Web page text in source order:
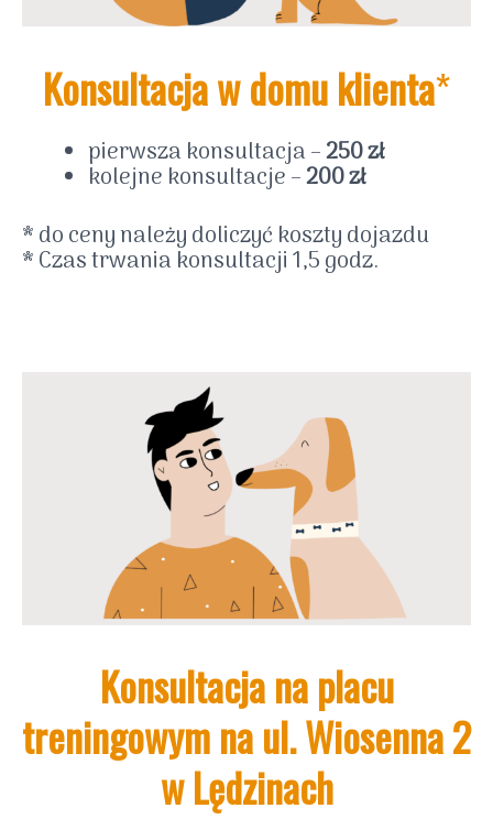
Konsultacja w domu klienta*
pierwsza konsultacja –250 zł
kolejne konsultacje –200 zł
* do ceny należy doliczyć koszty dojazdu
* Czas trwania konsultacji 1,5 godz.
Konsultacja na placu
treningowym na ul. Wiosenna 2
w Lędzinach